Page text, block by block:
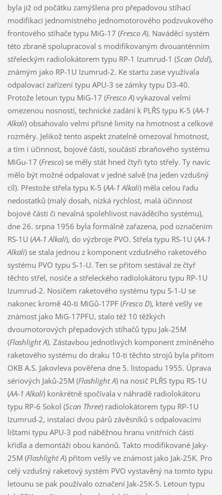
byla již od počátku zamýšlena pro přepadovou stíhací
modifikaci jednomístného jednomotorového podzvukového
frontového stíhače typu MiG-17 (Fresco A). Naváděcí systém
této zbraně spolupracoval s modifikovaným dvouanténním
střeleckým radiolokátorem typu RP-1 Izumrud-1 (Scan Odd),
známým jako RP-1U Izumrud-2. Ke startu zase využívala
odpalovací zařízení typu APU-3 se zámky typu D3-40.
Protože letoun typu MiG-17 (Fresco A) vykazoval velmi
omezenou nosností, technické zadání k PLŘS typu K-5 (AA-1
Alkali) obsahovalo velmi přísné limity na hmotnost a celkové
rozměry. Jelikož tento aspekt znatelně omezoval hmotnost,
a tím i účinnost, bojové části, součástí zbraňového systému
MiGu-17 (Fresco) se měly stát hned čtyři tyto střely. Ty navíc
mělo být možné odpalovat v jedné salvě (na jeden vzdušný
cíl). Přestože střela typu K-5 (AA-1 Alkali) měla celou řadu
nedostatků (malý dosah, nízká rychlost, malá účinnost
bojové části či nevalná spolehlivost naváděcího systému),
dne 26. srpna 1956 byla formálně zařazena, pod označením
RS-1U (AA-1 Alkali), do výzbroje PVO. Střela typu RS-1U (AA-1
Alkali) se stala jednou z komponent vzdušného raketového
systému PVO typu S-1-U. Ten se přitom sestával ze čtyř
těchto střel, nosiče a střeleckého radiolokátoru typu RP-1U
Izumrud-2. Nosičem raketového systému typu S-1-U se
nakonec kromě 40-ti MiGů-17PF (Fresco D), které vešly ve
známost jako MiG-17PFU, stalo též 10 těžkých
dvoumotorových přepadových stíhačů typu Jak-25M
(Flashlight A). Zástavbou jednotlivých komponent zmíněného
raketového systému do draku 10-ti těchto strojů byla přitom
OKB A.S. Jakovleva pověřena dne 5. listopadu 1955. Úprava
sériových Jaků-25M (Flashlight A) na nosič PLŘS typu RS-1U
(AA-1 Alkali) konkrétně spočívala v náhradě radiolokátoru
typu RP-6 Sokol (Scan Three) radiolokátorem typu RP-1U
Izumrud-2, instalaci dvou párů závěsníků s odpalovacími
lištami typu APU-3 pod náběžnou hranu vnitřních částí
křídla a demontáži obou kanónů. Takto modifikované Jaky-
25M (Flashlight A) přitom vešly ve známost jako Jak-25K. Pro
celý vzdušný raketový systém PVO vystavěný na tomto typu
letounu se pak používalo označení Jak-25K-5. Letoun typu